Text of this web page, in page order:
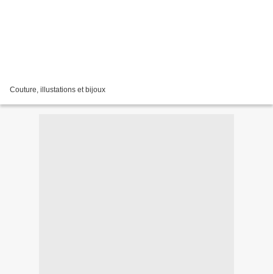
Couture, illustations et bijoux